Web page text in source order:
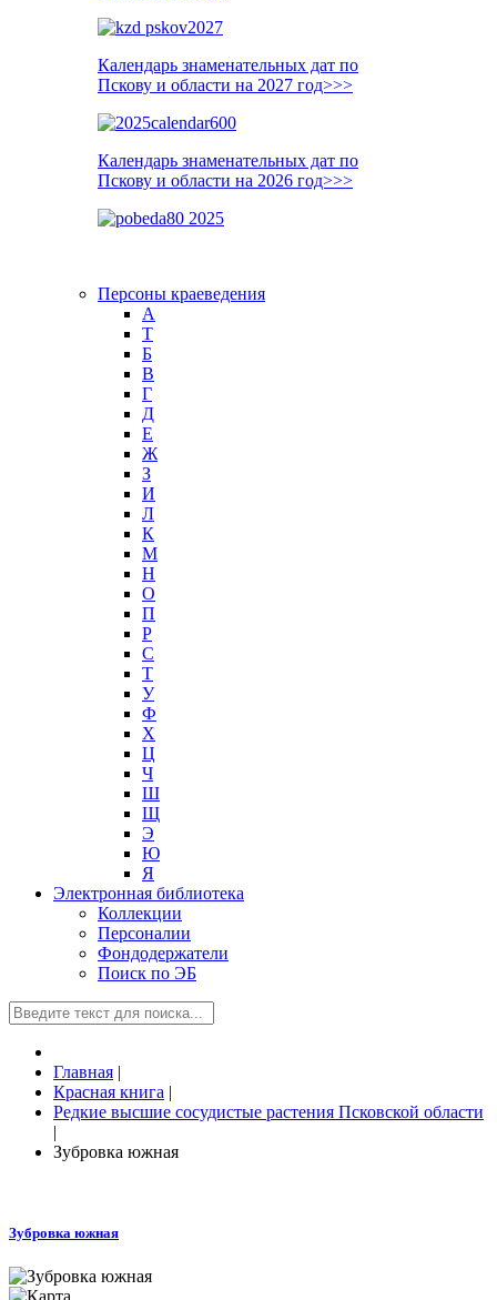
Календарь знаменательных дат по
Пскову и области на 2027 год>>>
Календарь знаменательных дат по
Пскову и области на 2026 год>>>
Персоны краеведения
А
T
Б
В
Г
Д
Е
Ж
З
И
Л
К
М
Н
О
П
Р
С
Т
У
Ф
Х
Ц
Ч
Ш
Щ
Э
Ю
Я
Электронная библиотека
Коллекции
Персоналии
Фондодержатели
Поиск по ЭБ
Главная |
Красная книга |
Редкие высшие сосудистые растения Псковской области
|
Зубровка южная
Зубровка южная